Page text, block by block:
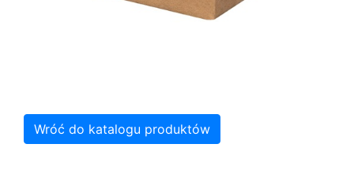
Wróć do katalogu produktów